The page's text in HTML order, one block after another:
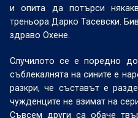
и опита да потърси
треньора Дарко Тасевски.
здраво Охене.
Случилото се е поредно
съблекалнята на сините е
разкри, че съставът е
чужденците не взимат на
Съвсем други са обаче